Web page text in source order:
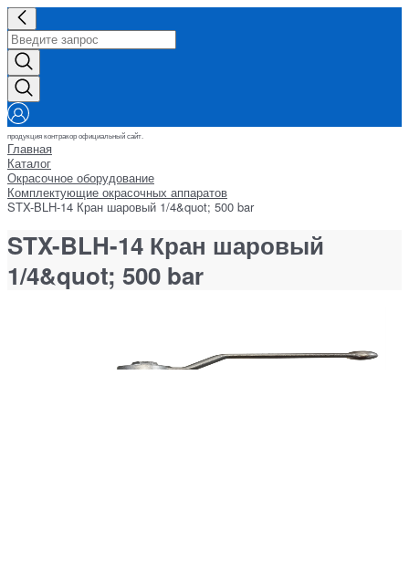
продукция контракор официальный сайт.
Главная
Каталог
Окрасочное оборудование
Комплектующие окрасочных аппаратов
STX-BLH-14 Кран шаровый 1/4&quot; 500 bar
STX-BLH-14 Кран шаровый
1/4&quot; 500 bar